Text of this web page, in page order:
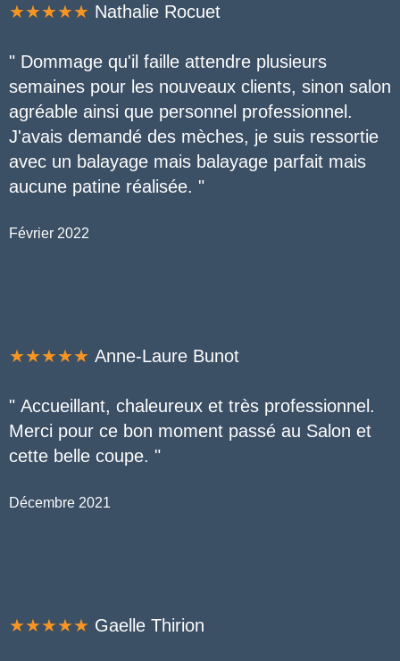
★★★★★ Nathalie Rocuet
" Dommage qu'il faille attendre plusieurs
semaines pour les nouveaux clients, sinon salon
agréable ainsi que personnel professionnel.
J'avais demandé des mèches, je suis ressortie
avec un balayage mais balayage parfait mais
aucune patine réalisée. "
Février 2022
★★★★★ Anne-Laure Bunot
" Accueillant, chaleureux et très professionnel.
Merci pour ce bon moment passé au Salon et
cette belle coupe. "
Décembre 2021
★★★★★ Gaelle Thirion